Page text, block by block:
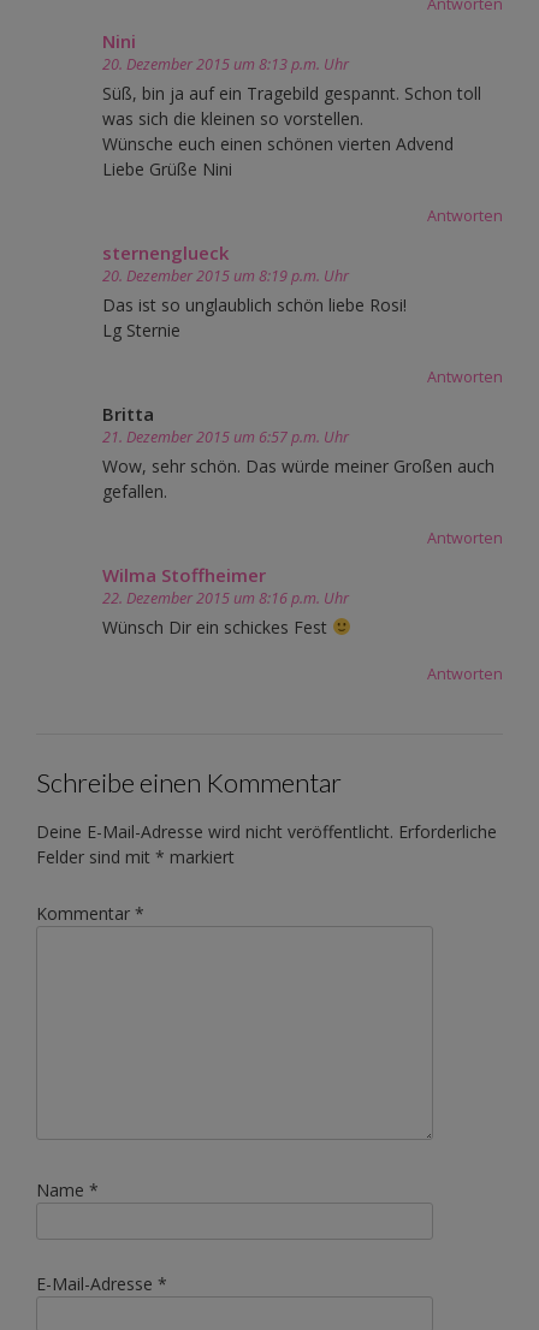
Nini
20. Dezember 2015 um 8:13 p.m. Uhr
Süß, bin ja auf ein Tragebild gespannt. Schon toll
was sich die kleinen so vorstellen.
Wünsche euch einen schönen vierten Advend
Liebe Grüße Nini
Antworten
sternenglueck
20. Dezember 2015 um 8:19 p.m. Uhr
Das ist so unglaublich schön liebe Rosi!
Lg Sternie
Antworten
Britta
21. Dezember 2015 um 6:57 p.m. Uhr
Wow, sehr schön. Das würde meiner Großen auch
gefallen.
Antworten
Wilma Stoffheimer
22. Dezember 2015 um 8:16 p.m. Uhr
Wünsch Dir ein schickes Fest
Antworten
Schreibe einen Kommentar
Deine E-Mail-Adresse wird nicht veröffentlicht. Erforderliche
Felder sind mit * markiert
Kommentar *
Name *
E-Mail-Adresse *